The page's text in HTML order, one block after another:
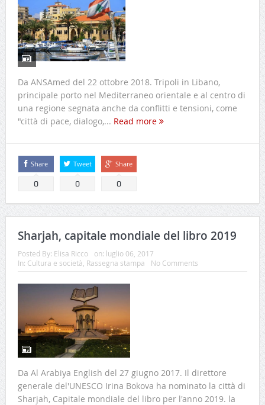
Da ANSAmed del 22 ottobre 2018. Tripoli in Libano,
principale porto nel Mediterraneo orientale e al centro di
una regione segnata anche da conflitti e tensioni, come
"città di pace, dialogo,... Read more
Share
0
Tweet
0
Share
0
Sharjah, capitale mondiale del libro 2019
Posted By: Elisa Ricco on: luglio 06, 2017
In: Cultura e società, Rassegna stampa No Comments
Da Al Arabiya English del 27 giugno 2017. Il direttore
generale del'UNESCO Irina Bokova ha nominato la città di
Sharjah, Capitale mondiale del libro per l'anno 2019. la